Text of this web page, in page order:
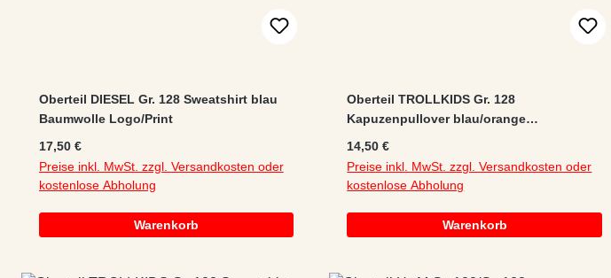
Oberteil DIESEL Gr. 128 Sweatshirt blau
Baumwolle Logo/Print
Regulärer Preis:
17,50 €
Preise inkl. MwSt. zzgl. Versandkosten oder
kostenlose Abholung
Warenkorb
Oberteil TROLLKIDS Gr. 128
Kapuzenpullover blau/orange
Regulärer Preis:
14,50 €
Preise inkl. MwSt. zzgl. Versandkosten oder
kostenlose Abholung
Warenkorb